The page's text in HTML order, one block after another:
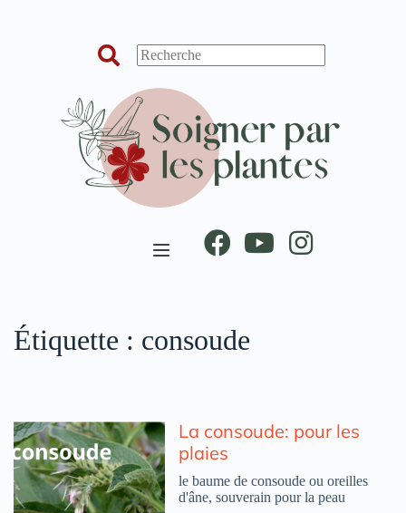
Étiquette : consoude
La consoude: pour les
plaies
le baume de consoude ou oreilles
d'âne, souverain pour la peau